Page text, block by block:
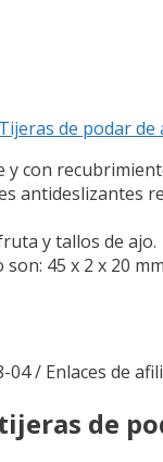
de podar
y con
antideslizantes
y tallos de ajo.
45 x 2 x 20
/ Enlaces de
de